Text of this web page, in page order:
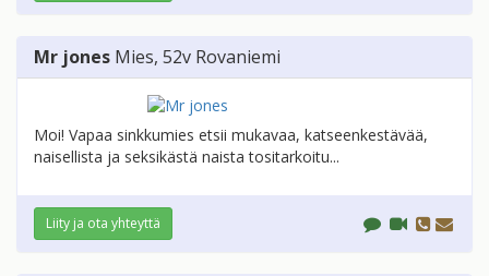
Mr jones Mies, 52v Rovaniemi
Moi! Vapaa sinkkumies etsii mukavaa, katseenkestävää,
naisellista ja seksikästä naista tositarkoitu...
Liity ja ota yhteyttä